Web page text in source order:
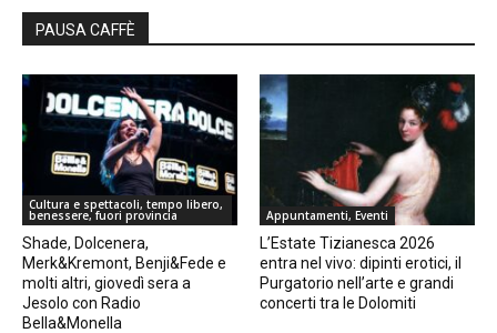
PAUSA CAFFÈ
Cultura e spettacoli, tempo libero,
benessere, fuori provincia
Shade, Dolcenera,
Merk&Kremont, Benji&Fede e
molti altri, giovedì sera a
Jesolo con Radio
Bella&Monella
Appuntamenti, Eventi
L’Estate Tizianesca 2026
entra nel vivo: dipinti erotici, il
Purgatorio nell’arte e grandi
concerti tra le Dolomiti